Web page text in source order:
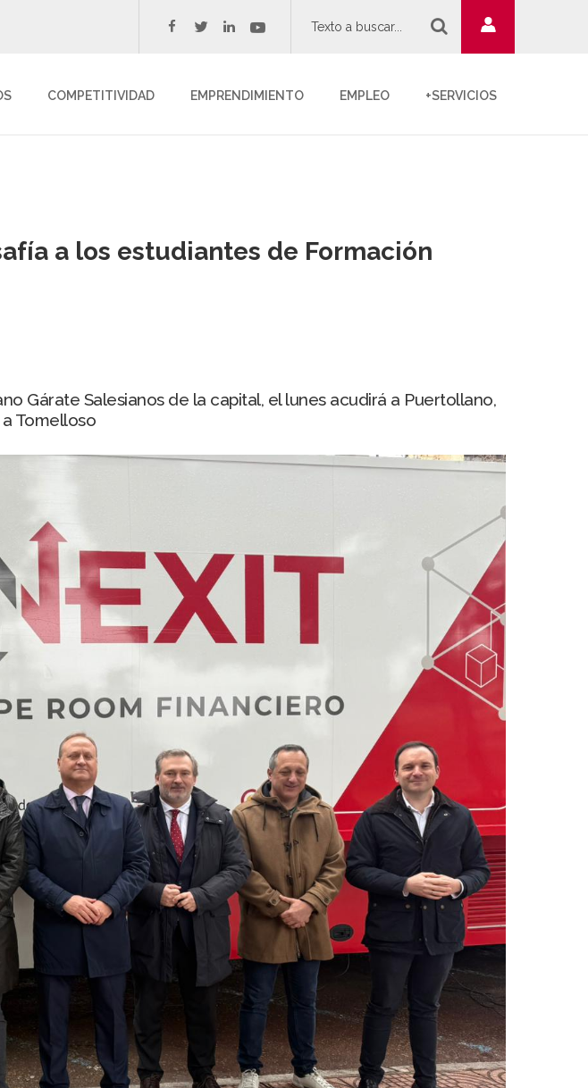
facebook
twitterlinkedinyoutube
COMPETITIVIDAD EMPRENDIMIENTO EMPLEO +SERVICIOS
a los estudiantes de Formación
Gárate Salesianos de la capital, el lunes acudirá a Puertollano,
Tomelloso